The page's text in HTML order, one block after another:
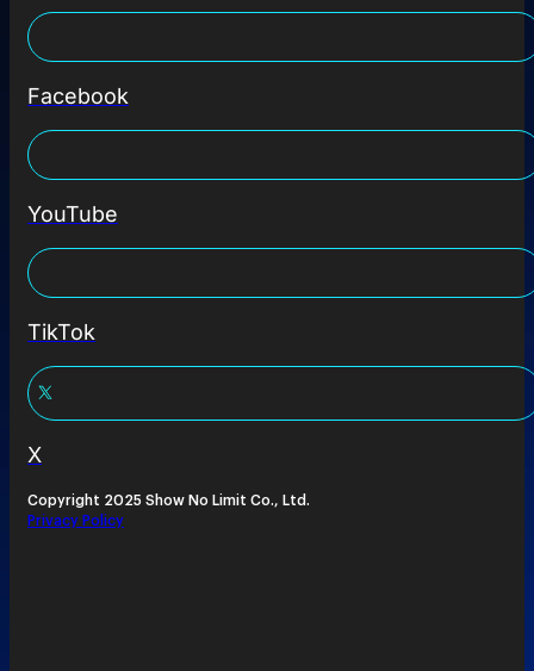
Facebook
YouTube
TikTok
X
Copyright 2025 Show No Limit Co., Ltd.
Privacy Policy